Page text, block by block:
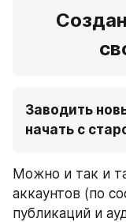
Заводить
начать с
Можно и так и
аккаунтов (по
публикаций и